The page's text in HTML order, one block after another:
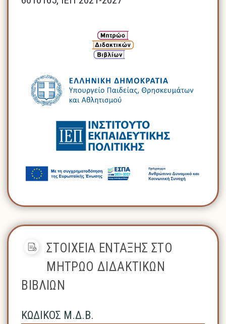
ΣΤΟΙΧΕΙΑ ΕΝΤΑΞΗΣ ΣΤΟ
ΜΗΤΡΩΟ ΔΙΔΑΚΤΙΚΩΝ
ΒΙΒΛΙΩΝ
ΚΩΔΙΚΟΣ Μ.Δ.Β.